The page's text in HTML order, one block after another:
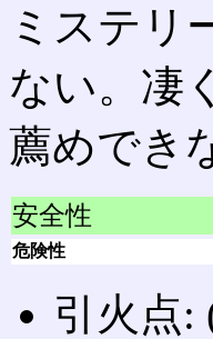
ミステリ
ない。凄
薦めでき
安全性
危険性
引火点: